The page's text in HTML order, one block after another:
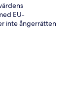
EU-
inte ångerrätten